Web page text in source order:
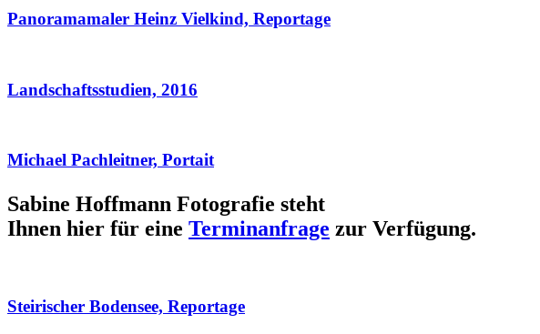
Panoramamaler Heinz Vielkind, Reportage
Landschaftsstudien, 2016
Michael Pachleitner, Portait
Sabine Hoffmann Fotografie steht
Ihnen hier für eine Terminanfrage zur Verfügung.
Steirischer Bodensee, Reportage